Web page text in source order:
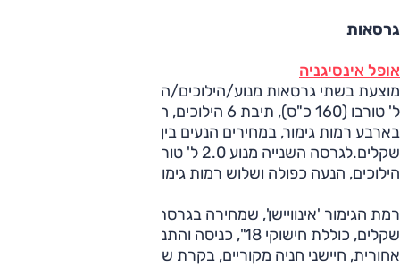
גרסאות
אופל אינסיגניה
ל' טורבו (160 כ"ס), תיבת 6 הילוכים, הנעה קדמית, והיא מוצעת
הילוכים, הנעה כפולה ושלוש רמות גימור.
שקלים, כוללת חישוקי 18", כניסה והתנעה ללא מפתח, מצלמה
אחורית, חיישני חניה מקוריים, בקרת שיוט, טעינה אלחוטית לנייד,